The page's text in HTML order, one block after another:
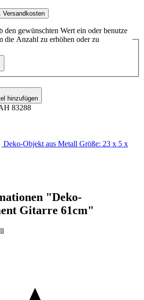
Versandkosten
gewünschten Wert ein oder benutze
die Anzahl zu erhöhen oder zu
hinzufügen
83288
Deko-Objekt aus Metall Größe: 23 x 5 x
"Deko-
Gitarre 61cm"